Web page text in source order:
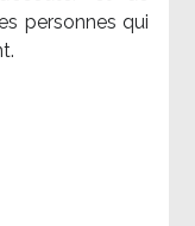
personnes qui